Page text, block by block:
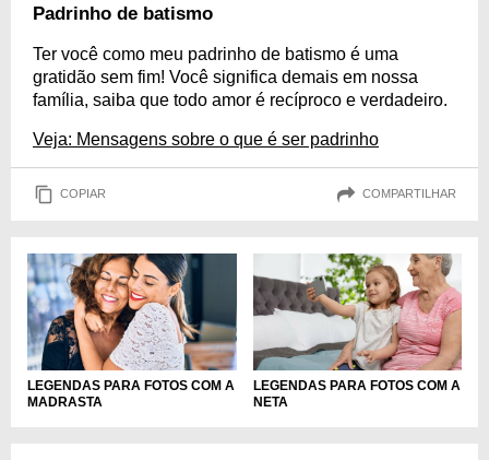
Padrinho de batismo
Ter você como meu padrinho de batismo é uma
gratidão sem fim! Você significa demais em nossa
família, saiba que todo amor é recíproco e verdadeiro.
Veja: Mensagens sobre o que é ser padrinho
COPIAR COMPARTILHAR
LEGENDAS PARA FOTOS COM A
MADRASTA
LEGENDAS PARA FOTOS COM A
NETA